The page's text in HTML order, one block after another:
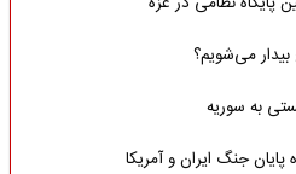
به سوریه
جنگ ایران و آمریکا